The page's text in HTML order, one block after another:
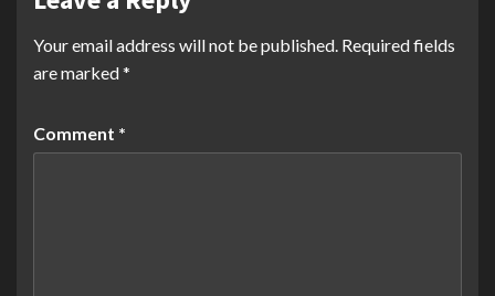
Your email address will not be published. Required fields
are marked*
Comment *